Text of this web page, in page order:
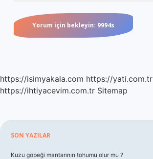
https://isimyakala.com https://yati.com.tr
https://ihtiyacevim.com.tr Sitemap
Sidebar
SON YAZILAR
Kuzu göbeği mantarının tohumu olur mu ?